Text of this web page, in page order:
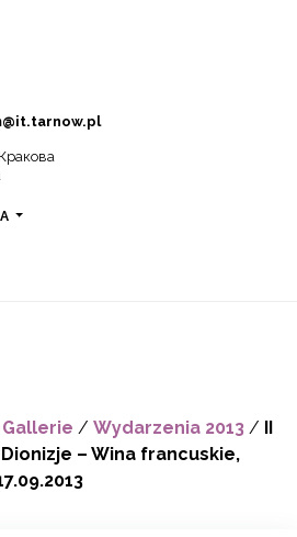
Gallerie / Wydarzenia 2013 / II
– Wina francuskie,